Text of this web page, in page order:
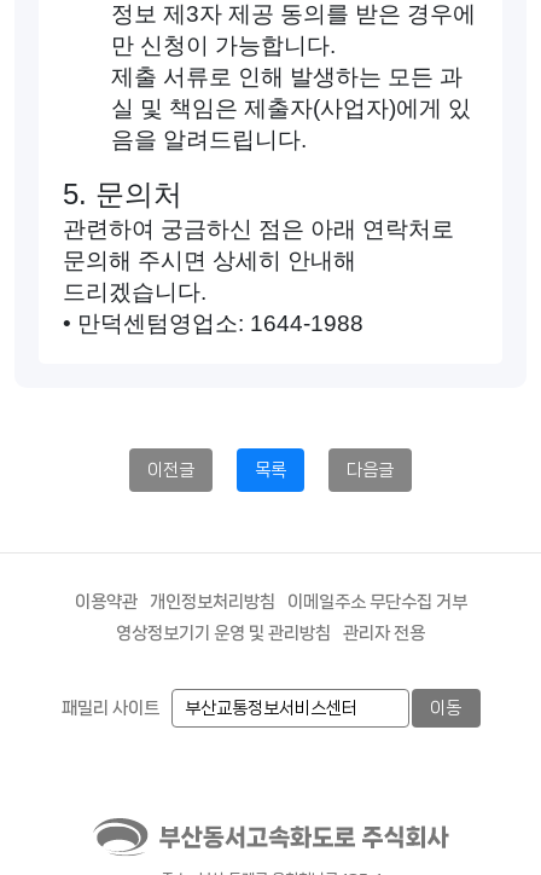
정보 제3자 제공 동의를 받은 경우에
만 신청이 가능합니다.
제출 서류로 인해 발생하는 모든 과
실 및 책임은 제출자(사업자)에게 있
음을 알려드립니다.
5. 문의처
관련하여 궁금하신 점은 아래 연락처로
문의해 주시면 상세히 안내해
드리겠습니다.
• 만덕센텀영업소: 1644-1988
이전글 목록 다음글
이용약관 개인정보처리방침
이메일주소 무단수집 거부
영상정보기기 운영 및 관리방침
관리자 전용
패밀리 사이트 이동